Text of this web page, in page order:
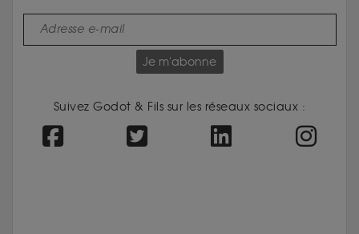
Je m'abonne
Suivez Godot & Fils sur les réseaux sociaux :